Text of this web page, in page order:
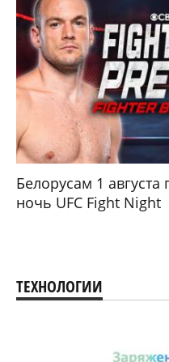
Белорусам 1
ночь UFC Fight Night
ТЕХНОЛОГИИ